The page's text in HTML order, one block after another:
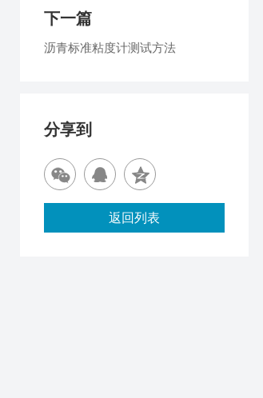
下一篇
沥青标准粘度计测试方法
分享到
返回列表